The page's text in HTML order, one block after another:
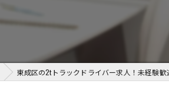
東成区の2tトラックドライバー求人！未経験